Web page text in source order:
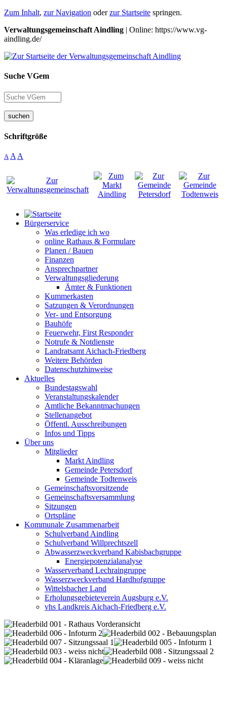
Zum Inhalt, zur Navigation oderzur Startseite springen.
Verwaltungsgemeinschaft Aindling | Online: https://www.vg-
aindling.de/
Suche VGem
suchen
Schriftgröße
A A A
Bürgerservice
Was erledige ich wo
online Rathaus & Formulare
Planen / Bauen
Finanzen
Ansprechpartner
Verwaltungsgliederung
Ämter & Funktionen
Kummerkasten
Satzungen & Verordnungen
Ver- und Entsorgung
Bauhöfe
Feuerwehr, First Responder
Notrufe & Notdienste
Landratsamt Aichach-Friedberg
Weitere Behörden
Datenschutzhinweise
Aktuelles
Bundestagswahl
Veranstaltungskalender
Amtliche Bekanntmachungen
Stellenangebot
Öffentl. Ausschreibungen
Infos und Tipps
Über uns
Mitglieder
Markt Aindling
Gemeinde Petersdorf
Gemeinde Todtenweis
Gemeinschaftsvorsitzende
Gemeinschaftsversammlung
Sitzungen
Ortspläne
Kommunale Zusammenarbeit
Schulverband Aindling
Schulverband Willprechtszell
Abwasserzweckverband Kabisbachgruppe
Energiepotenzialanalyse
Wasserverband Lechraingruppe
Wasserzweckverband Hardhofgruppe
Wittelsbacher Land
Erholungsgebieteverein Augsburg e.V.
vhs Landkreis Aichach-Friedberg e.V.